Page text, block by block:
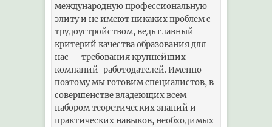
международную профессиональную
элиту и не имеют никаких проблем с
трудоустройством, ведь главный
критерий качества образования для
нас — требования крупнейших
компаний-работодателей. Именно
поэтому мы готовим специалистов, в
совершенстве владеющих всем
набором теоретических знаний и
практических навыков, необходимых